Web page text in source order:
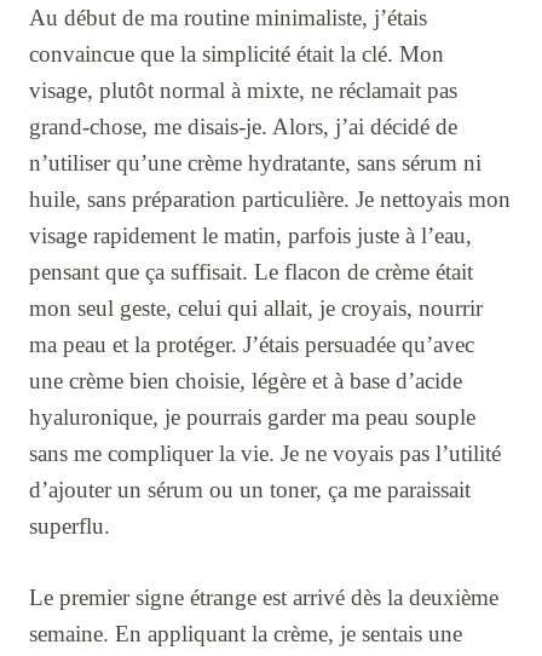
Au début de ma routine minimaliste, j’étais
convaincue que la simplicité était la clé. Mon
visage, plutôt normal à mixte, ne réclamait pas
grand-chose, me disais-je. Alors, j’ai décidé de
n’utiliser qu’une crème hydratante, sans sérum ni
huile, sans préparation particulière. Je nettoyais mon
visage rapidement le matin, parfois juste à l’eau,
pensant que ça suffisait. Le flacon de crème était
mon seul geste, celui qui allait, je croyais, nourrir
ma peau et la protéger. J’étais persuadée qu’avec
une crème bien choisie, légère et à base d’acide
hyaluronique, je pourrais garder ma peau souple
sans me compliquer la vie. Je ne voyais pas l’utilité
d’ajouter un sérum ou un toner, ça me paraissait
superflu.
Le premier signe étrange est arrivé dès la deuxième
semaine. En appliquant la crème, je sentais une